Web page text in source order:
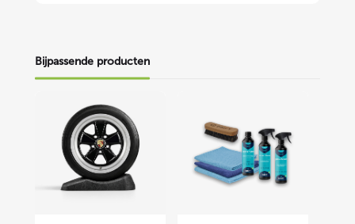
Bijpassende producten
Bandenbeschermers
Interieurpakket